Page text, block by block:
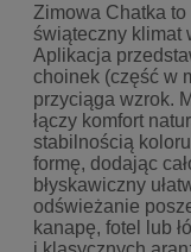
Zimowa Chatka
świąteczny klimat
Aplikacja
choinek (część w
przyciąga wzrok.
łączy komfort
stabilnością
formę, dodając
błyskawiczny
odświeżanie
kanapę, fotel lub